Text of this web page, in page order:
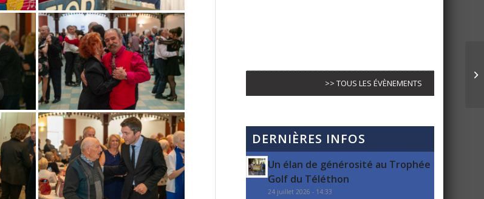
>> TOUS LES ÉVÈNEMENTS
DERNIÈRES INFOS
Un élan de générosité au Trophée
Golf du Téléthon
24 juillet 2026 - 14:33